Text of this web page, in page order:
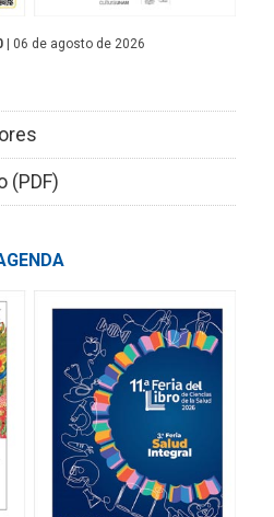
| 06 de agosto de 2026
(PDF)